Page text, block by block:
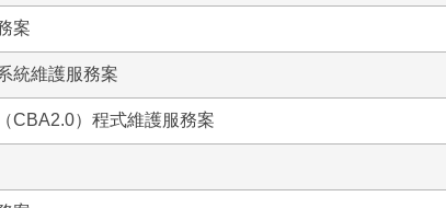
案
統維護服務案
CBA2.0）程式維護服務案